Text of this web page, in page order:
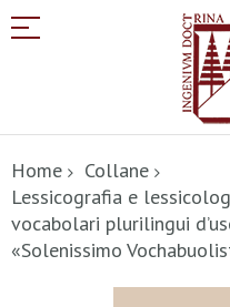
al
contenuto
Home
Collane
Lessicografia e
vocabolari plurilingui
«Solenissimo